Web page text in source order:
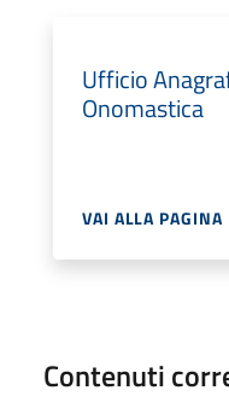
Ufficio
Onomastica
VAI ALLA PAGINA
Contenuti